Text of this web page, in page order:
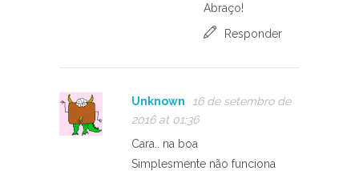
Abraço!
Responder
Unknown
16 de setembro de
2016 at 01:36
Cara.. na boa
Simplesmente não funciona